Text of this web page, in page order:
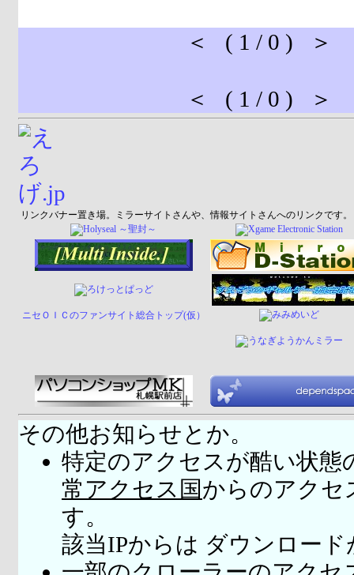
＜ ( 1 / 0 ) ＞
＜ ( 1 / 0 ) ＞
リンクバナー置き場。ミラーサイトさんや、情報サイトさんへのリンクです。
ニセＯＩＣのファンサイト総合トップ(仮）
その他お知らせとか。
特定のアクセスが酷い状態
常アクセス国からのアクセ
す。
該当IPからは ダウンロー